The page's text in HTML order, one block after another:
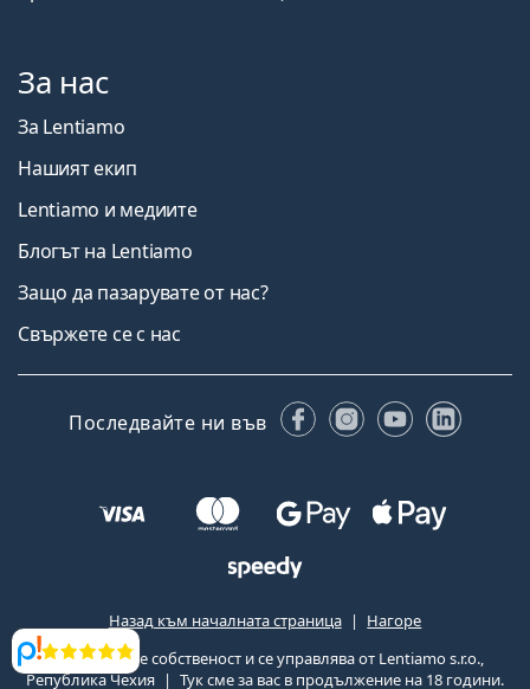
Прегледи
За нас
За Lentiamo
Нашият екип
Lentiamo и медиите
Блогът на Lentiamo
Защо да пазарувате от нас?
Свържете се с нас
Последвайте ни във FacebookInstagram
YouTube
Назад към началната страница
Нагоре
Lentiamo.bg е собственост и се управлява от Lentiamo s.r.o.,
Република Чехия
Тук сме за вас в продължение на 18 години.